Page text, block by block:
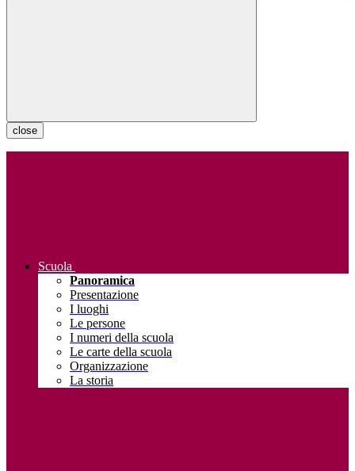
close
Scuola
Panoramica
Presentazione
I luoghi
Le persone
I numeri della scuola
Le carte della scuola
Organizzazione
La storia